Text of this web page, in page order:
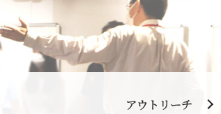
アウトリーチ